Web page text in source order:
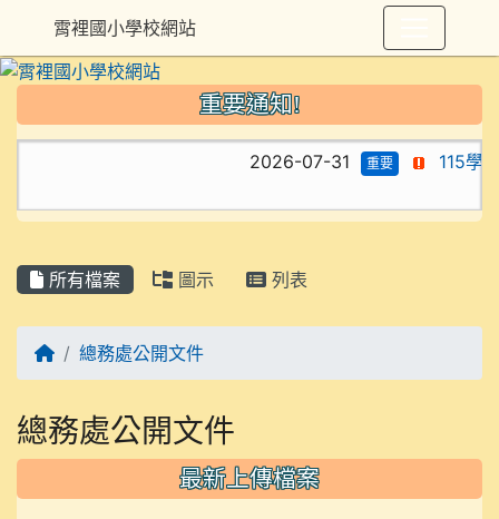
重要通知!
2026-07-31 重要 115學
所有檔案 圖示 列表
回首頁總務處公開文件
總務處公開文件
最新上傳檔案
霄裡國小學校網站